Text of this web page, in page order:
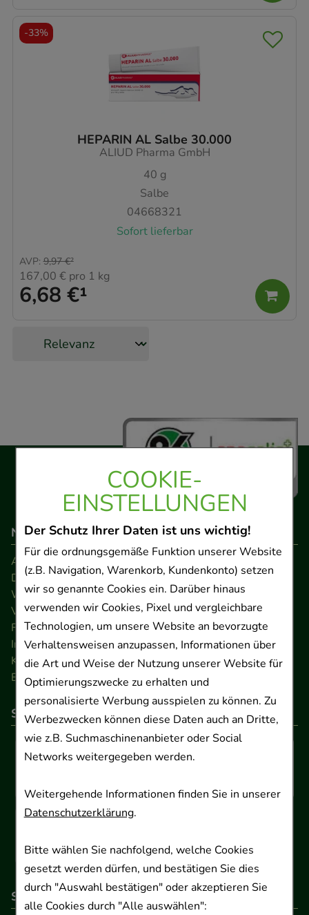
COOKIE-
EINSTELLUNGEN
Der Schutz Ihrer Daten ist uns wichtig!
Für die ordnungsgemäße Funktion unserer Website
(z.B. Navigation, Warenkorb, Kundenkonto) setzen
wir so genannte Cookies ein. Darüber hinaus
verwenden wir Cookies, Pixel und vergleichbare
Technologien, um unsere Website an bevorzugte
Verhaltensweisen anzupassen, Informationen über
die Art und Weise der Nutzung unserer Website für
Optimierungszwecke zu erhalten und
personalisierte Werbung ausspielen zu können. Zu
Werbezwecken können diese Daten auch an Dritte,
wie z.B. Suchmaschinenanbieter oder Social
Networks weitergegeben werden.
Weitergehende Informationen finden Sie in unserer
Datenschutzerklärung.
Bitte wählen Sie nachfolgend, welche Cookies
gesetzt werden dürfen, und bestätigen Sie dies
durch "Auswahl bestätigen" oder akzeptieren Sie
alle Cookies durch "Alle auswählen":
HEPARIN AL Salbe 30.000
ALIUD Pharma GmbH
40 g
Salbe
04668321
Sofort lieferbar
6,68 €¹
AVP: 9,97 €²
167,00 € pro 1 kg
-33%
Navigation
AGB
Datenschutz
Widerrufsrecht
Versandkosten
FAQ
Impressum
Kontakt
Barrierefreiheitserklärung
So können Sie bezahlen
So erreichen Sie uns